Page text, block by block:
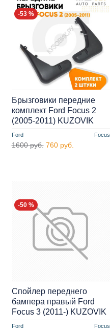
-53 %
Ford Focus
Брызговики передние
комплект Ford Focus 2
(2005-2011) KUZOVIK
1600 руб. 760 руб.
-50 %
Ford Focus
Спойлер переднего
бампера правый Ford
Focus 3 (2011-) KUZOVIK